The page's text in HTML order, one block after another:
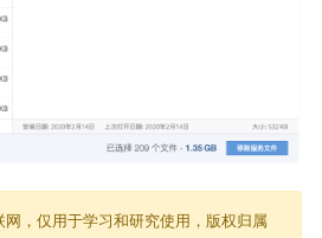
网，仅用于学习和研究使用，版权归属